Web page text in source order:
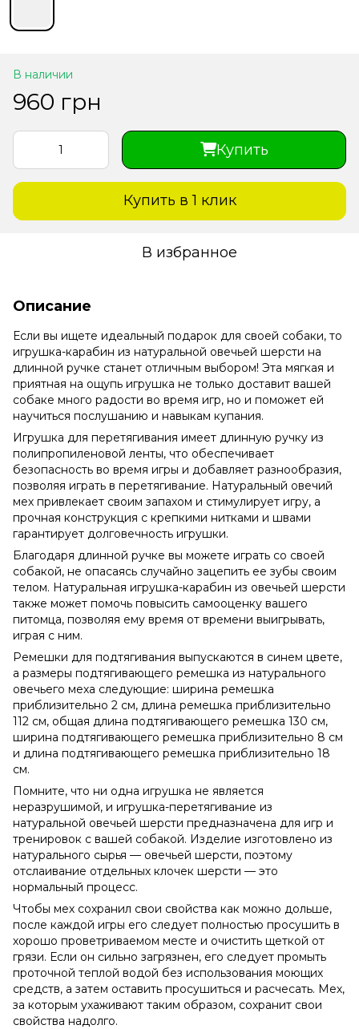
В наличии
960 грн
Купить
Купить в 1 клик
В избранное
Описание
Если вы ищете идеальный подарок для своей собаки, то
игрушка-карабин из натуральной овечьей шерсти на
длинной ручке станет отличным выбором! Эта мягкая и
приятная на ощупь игрушка не только доставит вашей
собаке много радости во время игр, но и поможет ей
научиться послушанию и навыкам купания.
Игрушка для перетягивания имеет длинную ручку из
полипропиленовой ленты, что обеспечивает
безопасность во время игры и добавляет разнообразия,
позволяя играть в перетягивание. Натуральный овечий
мех привлекает своим запахом и стимулирует игру, а
прочная конструкция с крепкими нитками и швами
гарантирует долговечность игрушки.
Благодаря длинной ручке вы можете играть со своей
собакой, не опасаясь случайно зацепить ее зубы своим
телом. Натуральная игрушка-карабин из овечьей шерсти
также может помочь повысить самооценку вашего
питомца, позволяя ему время от времени выигрывать,
играя с ним.
Ремешки для подтягивания выпускаются в синем цвете,
а размеры подтягивающего ремешка из натурального
овечьего меха следующие: ширина ремешка
приблизительно 2 см, длина ремешка приблизительно
112 см, общая длина подтягивающего ремешка 130 см,
ширина подтягивающего ремешка приблизительно 8 см
и длина подтягивающего ремешка приблизительно 18
см.
Помните, что ни одна игрушка не является
неразрушимой, и игрушка-перетягивание из
натуральной овечьей шерсти предназначена для игр и
тренировок с вашей собакой. Изделие изготовлено из
натурального сырья — овечьей шерсти, поэтому
отслаивание отдельных клочек шерсти — это
нормальный процесс.
Чтобы мех сохранил свои свойства как можно дольше,
после каждой игры его следует полностью просушить в
хорошо проветриваемом месте и очистить щеткой от
грязи. Если он сильно загрязнен, его следует промыть
проточной теплой водой без использования моющих
средств, а затем оставить просушиться и расчесать. Мех,
за которым ухаживают таким образом, сохранит свои
свойства надолго.